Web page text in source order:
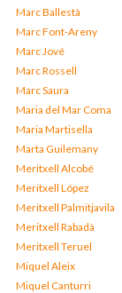
Marc Ballestà
Marc Font-Areny
Marc Jové
Marc Rossell
Marc Saura
Maria del Mar Coma
Maria Martisella
Marta Guilemany
Meritxell Alcobé
Meritxell López
Meritxell Palmitjavila
Meritxell Rabadà
Meritxell Teruel
Miquel Aleix
Miquel Canturri